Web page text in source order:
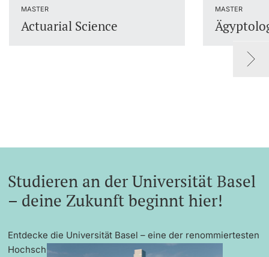
MASTER
Actuarial Science
MASTER
Studieren an der Universität Basel
– deine Zukunft beginnt hier!
Entdecke die Universität Basel – eine der renommiertesten
Hochschulen Europas mit exzellenter Forschung,